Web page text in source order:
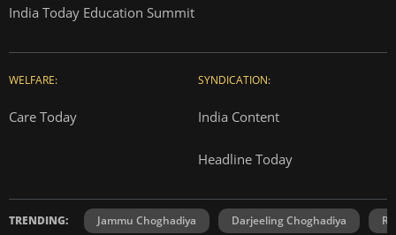
India Today Education Summit
WELFARE:
Care Today
SYNDICATION:
India Content
Headline Today
TRENDING: Jammu Choghadiya Darjeeling Choghadiya